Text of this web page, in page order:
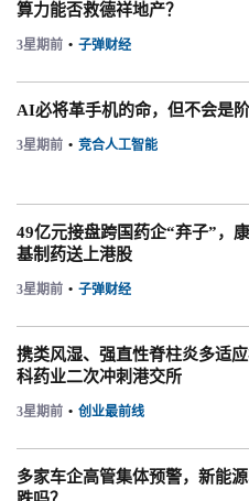
算力能否救德祥地产？
3星期前 • 子弹财经
AI必将革手机的命，但不会是
3星期前 • 竞合人工智能
49亿元接盘跨国药企“弃子”，
基制药送上港股
3星期前 • 子弹财经
携类风湿、强直性脊柱炎多适
科药业二次冲刺港交所
3星期前 • 创业最前线
多家车企高管集体预警，新能